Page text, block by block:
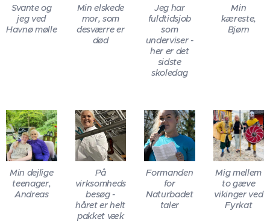
Svante og
jeg ved
Havnø mølle
Min elskede
mor, som
desværre er
død
Jeg har
fuldtidsjob
som
underviser -
her er det
sidste
skoledag
Min
kæreste,
Bjørn
Min dejlige
teenager,
Andreas
På
virksomheds
besøg -
håret er helt
pakket væk
Formanden
for
Naturbadet
taler
Mig mellem
to gæve
vikinger ved
Fyrkat